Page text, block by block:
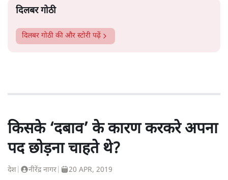
दिलबर गोठी
दिलबर गोठी की और स्टोरी पढ़ें
किसके ‘दबाव’ के कारण करकरे अपना
पद छोड़ना चाहते थे?
देश नीरेंद्र नागर 20 APR, 2019